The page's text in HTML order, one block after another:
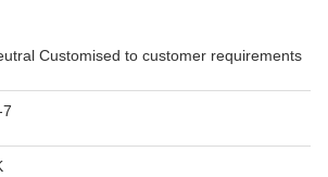
Neutral Customised to customer requirements